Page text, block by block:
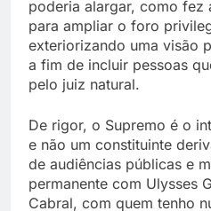
poderia alargar, como fez
para ampliar o foro
exteriorizando uma visão
a fim de incluir pessoas
pelo juiz natural.
De rigor, o Supremo é o
e não um constituinte
de audiências públicas e
permanente com Ulysses
Cabral, com quem tenho